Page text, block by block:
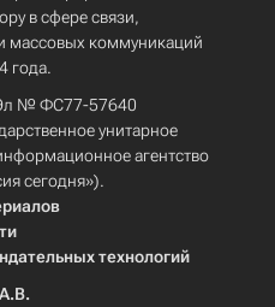
в сфере связи,
массовых коммуникаций
года.
Эл № ФС77-57640
унитарное
агентство
сегодня»).
технологий